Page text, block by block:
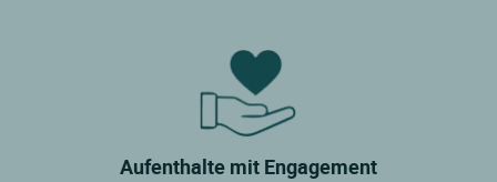
Aufenthalte mit Engagement